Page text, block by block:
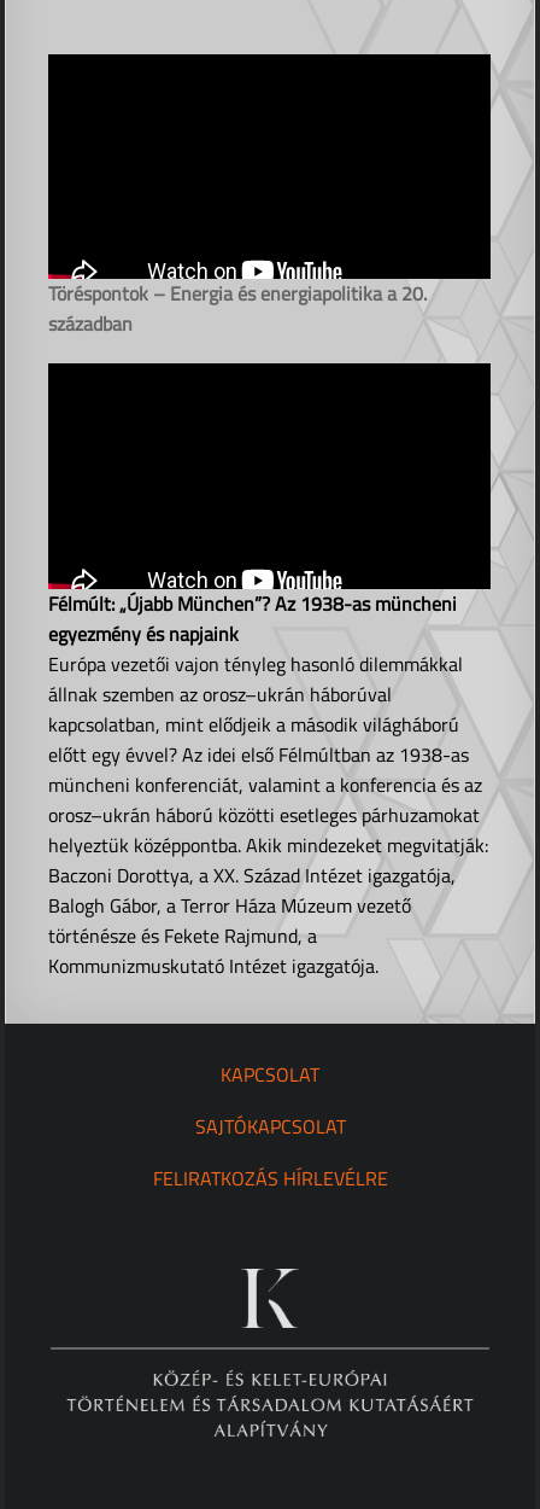
Töréspontok – Energia és energiapolitika a 20.
században
Félmúlt: „Újabb München”? Az 1938-as müncheni
egyezmény és napjaink
Európa vezetői vajon tényleg hasonló dilemmákkal
állnak szemben az orosz–ukrán háborúval
kapcsolatban, mint elődjeik a második világháború
előtt egy évvel? Az idei első Félmúltban az 1938-as
müncheni konferenciát, valamint a konferencia és az
orosz–ukrán háború közötti esetleges párhuzamokat
helyeztük középpontba. Akik mindezeket megvitatják:
Baczoni Dorottya, a XX. Század Intézet igazgatója,
Balogh Gábor, a Terror Háza Múzeum vezető
történésze és Fekete Rajmund, a
Kommunizmuskutató Intézet igazgatója.
KAPCSOLAT
SAJTÓKAPCSOLAT
FELIRATKOZÁS HÍRLEVÉLRE